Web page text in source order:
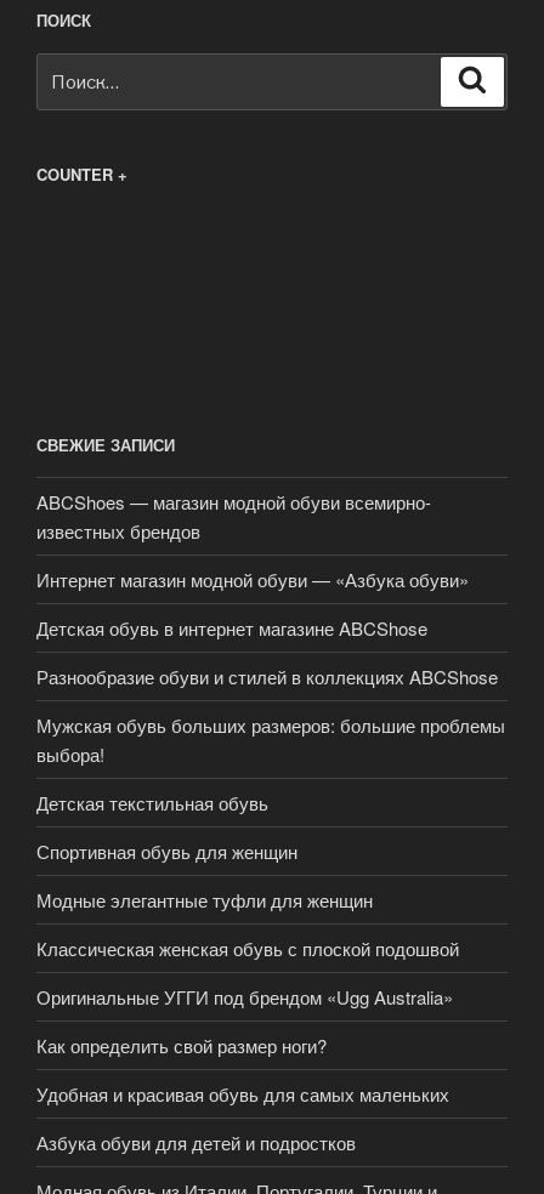
ПОИСК
COUNTER +
СВЕЖИЕ ЗАПИСИ
ABCShoes — магазин модной обуви всемирно-
известных брендов
Интернет магазин модной обуви — «Азбука обуви»
Детская обувь в интернет магазине ABCShose
Разнообразие обуви и стилей в коллекциях ABCShose
Мужская обувь больших размеров: большие проблемы
выбора!
Детская текстильная обувь
Спортивная обувь для женщин
Модные элегантные туфли для женщин
Классическая женская обувь с плоской подошвой
Оригинальные УГГИ под брендом «Ugg Australia»
Как определить свой размер ноги?
Удобная и красивая обувь для самых маленьких
Азбука обуви для детей и подростков